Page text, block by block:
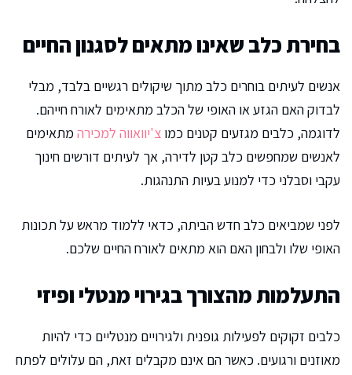
בחירת כלב שאינו מתאים לסגנון החיים
אנשים לעיתים בוחרים כלב מתוך שיקולים רגשיים בלבד, מבלי
לבדוק האם הגזע או האופי של הכלב מתאימים לאורח חייהם.
לדוגמה, כלבים מגזעים קטנים כמו צ'יוואווה למכירה מתאימים
לאנשים שמחפשים כלב קטן לדירה, אך לעיתים דורשים חינוך
עקבי וסבלני כדי למנוע בעיות התנהגות.
לפני שמביאים כלב חדש הביתה, כדאי ללמוד מראש על תכונות
האופי שלו ולבחון האם הוא מתאים לאורח החיים שלכם.
התעלמות מהצורך בגירוי מנטלי ופיזי
כלבים זקוקים לפעילות גופנית ולגירויים מנטליים כדי להיות
מאוזנים ורגועים. כאשר הם אינם מקבלים זאת, הם עלולים לפתח